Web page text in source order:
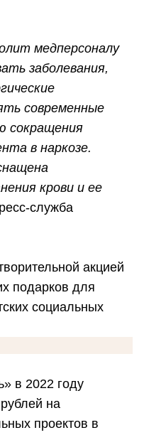
медперсоналу
заболевания,
современные
сокращения
в наркозе.
крови и ее
служба
акцией
подарков для
социальных
в 2022 году
на
проектов в